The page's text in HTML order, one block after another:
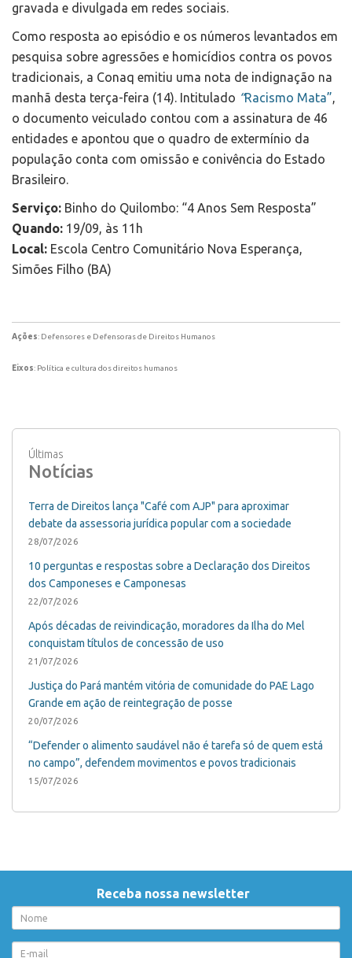
gravada e divulgada em redes sociais.
Como resposta ao episódio e os números levantados em
pesquisa sobre agressões e homicídios contra os povos
tradicionais, a Conaq emitiu uma nota de indignação na
manhã desta terça-feira (14). Intitulado “Racismo Mata”,
o documento veiculado contou com a assinatura de 46
entidades e apontou que o quadro de extermínio da
população conta com omissão e conivência do Estado
Brasileiro.
Serviço: Binho do Quilombo: “4 Anos Sem Resposta”
Quando: 19/09, às 11h
Local: Escola Centro Comunitário Nova Esperança,
Simões Filho (BA)
Ações: Defensores e Defensoras de Direitos Humanos
Eixos: Política e cultura dos direitos humanos
Últimas
Notícias
Terra de Direitos lança "Café com AJP" para aproximar
debate da assessoria jurídica popular com a sociedade
28/07/2026
10 perguntas e respostas sobre a Declaração dos Direitos
dos Camponeses e Camponesas
22/07/2026
Após décadas de reivindicação, moradores da Ilha do Mel
conquistam títulos de concessão de uso
21/07/2026
Justiça do Pará mantém vitória de comunidade do PAE Lago
Grande em ação de reintegração de posse
20/07/2026
“Defender o alimento saudável não é tarefa só de quem está
no campo”, defendem movimentos e povos tradicionais
15/07/2026
Receba nossa newsletter